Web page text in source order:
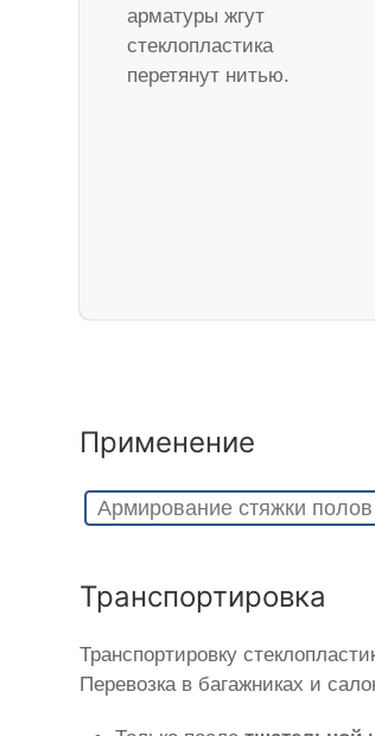
арматуры жгут
стеклопластика
перетянут нитью.
Применение
Армирование стяжки полов
Транспортировка
Транспортировку
Перевозка в багажниках и